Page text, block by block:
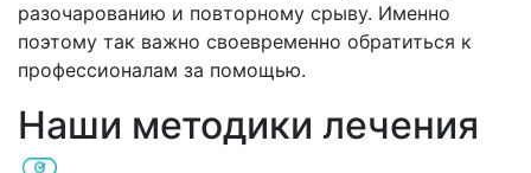
разочарованию и повторному срыву. Именно
поэтому так важно своевременно обратиться к
профессионалам за помощью.
Наши методики лечения